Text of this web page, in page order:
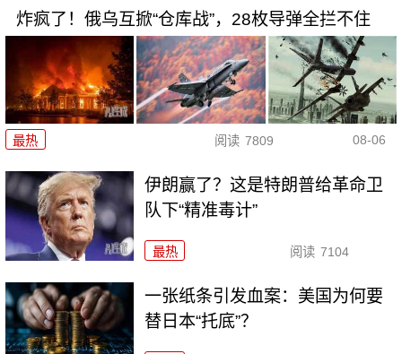
炸疯了！俄乌互掀“仓库战”，28枚导弹全拦不住
最热 阅读 7809 08-06
伊朗赢了？这是特朗普给革命卫
队下“精准毒计”
最热 阅读 7104
一张纸条引发血案：美国为何要
替日本“托底”？